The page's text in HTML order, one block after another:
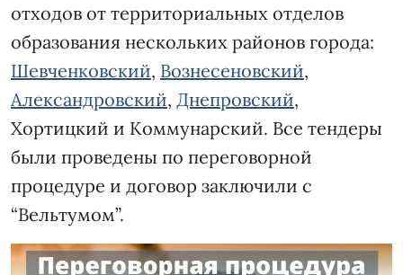
отходов от территориальных отделов
образования нескольких районов города:
Шевченковский, Вознесеновский,
Александровский, Днепровский,
Хортицкий и Коммунарский. Все тендеры
были проведены по переговорной
процедуре и договор заключили с
“Вельтумом”.